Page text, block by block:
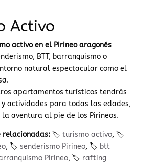
Activo
activo en el Pirineo aragonés
BTT, barranquismo o
natural espectacular como el
apartamentos turísticos tendrás
actividades para todas las edades,
aventura al pie de los Pirineos.
relacionadas:🏷️ turismo activo, 🏷️
, 🏷️ senderismo Pirineo, 🏷️ btt
Pirineo, 🏷️ rafting